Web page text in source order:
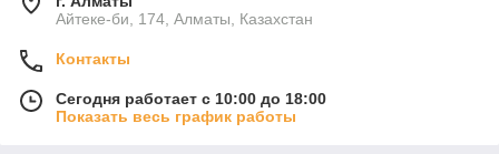
Айтеке-би, 174, Алматы, Казахстан
Контакты
Сегодня работает с 10:00 до 18:00
Показать весь график работы